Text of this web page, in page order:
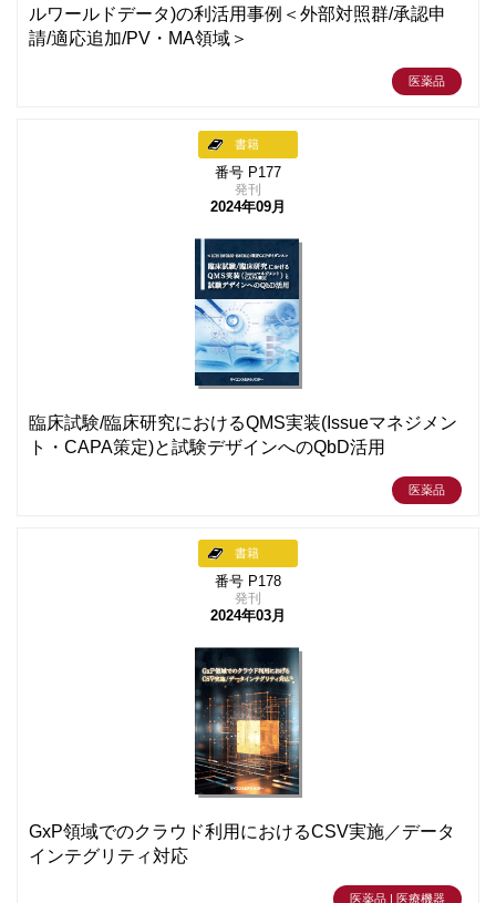
ルワールドデータ)の利活用事例＜外部対照群/承認申
請/適応追加/PV・MA領域＞
医薬品
書籍
番号 P177
発刊
2024年09月
臨床試験/臨床研究におけるQMS実装(Issueマネジメン
ト・CAPA策定)と試験デザインへのQbD活用
医薬品
書籍
番号 P178
発刊
2024年03月
GxP領域でのクラウド利用におけるCSV実施／データ
インテグリティ対応
医薬品 | 医療機器